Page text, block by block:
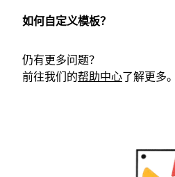
如何自定义模板？
仍有更多问题？
前往我们的帮助中心了解更多。